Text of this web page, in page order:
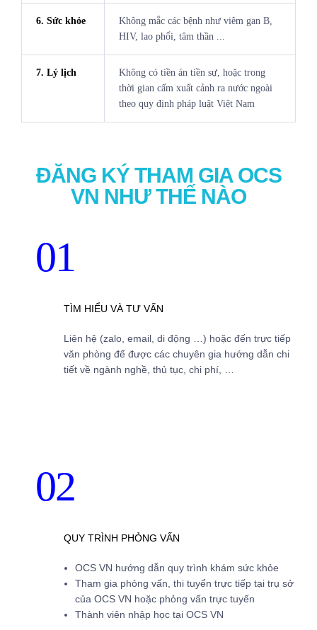
6. Sức khỏe
Không mắc các bệnh như viêm gan B,
HIV, lao phổi, tâm thần ...
7. Lý lịch
Không có tiền án tiền sự, hoặc trong
thời gian cấm xuất cảnh ra nước ngoài
theo quy định pháp luật Việt Nam
ĐĂNG KÝ THAM GIA OCS
VN NHƯ THẾ NÀO
01
TÌM HIỂU VÀ TƯ VẤN
Liên hệ (zalo, email, di động …) hoặc đến trực tiếp
văn phòng để được các chuyên gia hướng dẫn chi
tiết về ngành nghề, thủ tục, chi phí, …
02
QUY TRÌNH PHỎNG VẤN
OCS VN hướng dẫn quy trình khám sức khỏe
Tham gia phỏng vấn, thi tuyển trực tiếp tại trụ sở
của OCS VN hoặc phỏng vấn trực tuyến
Thành viên nhập học tại OCS VN